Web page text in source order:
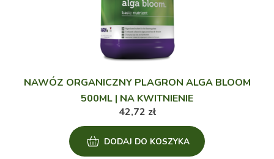
NAWÓZ ORGANICZNY PLAGRON ALGA BLOOM
500ML | NA KWITNIENIE
42,72 zł
DODAJ DO KOSZYKA